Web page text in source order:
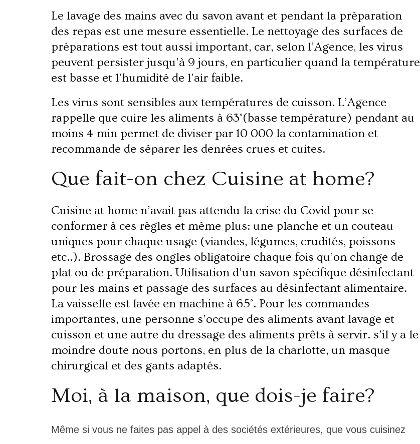
L​e lavage des mains avec du savon avant et pendant la préparation
des repas est une mesure essentielle. Le nettoyage des surfaces de
préparations est tout aussi important, car, selon l’Agence, les virus
peuvent persister jusqu’à 9 jours, en particulier quand la température
est basse et l’humidité de l’air faible.
​Les virus sont sensibles aux températures de cuisson. L’Agence
rappelle que cuire les aliments à 63°(basse température) pendant au
moins 4 min permet de diviser par 10 000 la contamination et
recommande de séparer les denrées crues et cuites.
Que fait-on chez Cuisine at home?
Cuisine at home n’avait pas attendu la crise du Covid pour se
conformer à ces règles et même plus: une planche et un couteau
uniques pour chaque usage (viandes, légumes, crudités, poissons
etc..). Brossage des ongles obligatoire chaque fois qu’on change de
plat ou de préparation. Utilisation d’un savon spécifique désinfectant
pour les mains et passage des surfaces au désinfectant alimentaire.
La vaisselle est lavée en machine à 65°. Pour les commandes
importantes, une personne s’occupe des aliments avant lavage et
cuisson et une autre du dressage des aliments prêts à servir. s’il y a le
moindre doute nous portons, en plus de la charlotte, un masque
chirurgical et des gants adaptés.
Moi, à la maison, que dois-je faire?
Même si vous ne faites pas appel à des sociétés extérieures, que vous cuisinez